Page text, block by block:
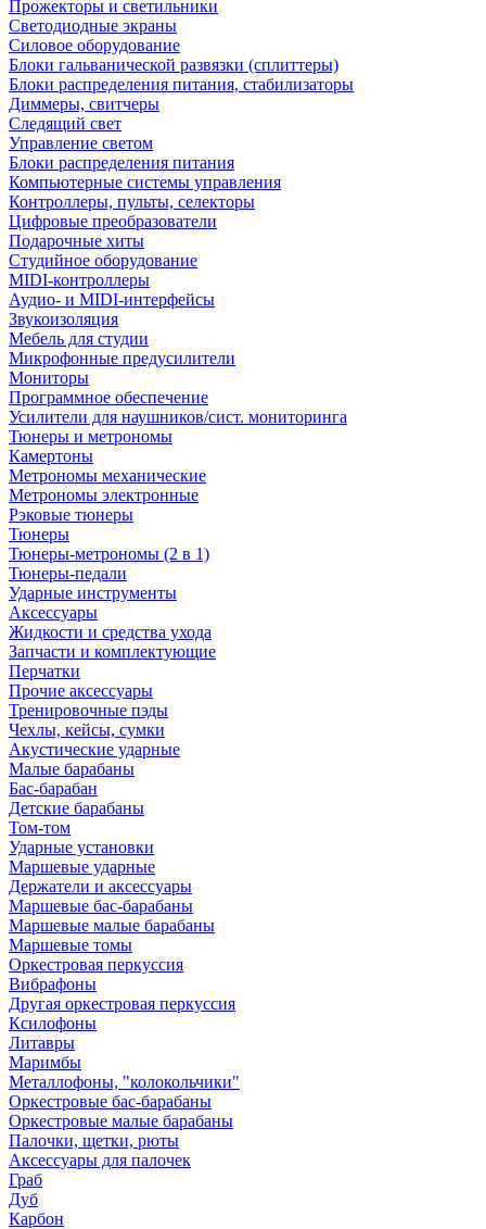
Прожекторы и светильники
Светодиодные экраны
Силовое оборудование
Блоки гальванической развязки (сплиттеры)
Блоки распределения питания, стабилизаторы
Диммеры, свитчеры
Следящий свет
Управление светом
Блоки распределения питания
Компьютерные системы управления
Контроллеры, пульты, селекторы
Цифровые преобразователи
Подарочные хиты
Студийное оборудование
MIDI-контроллеры
Аудио- и MIDI-интерфейсы
Звукоизоляция
Мебель для студии
Микрофонные предусилители
Мониторы
Программное обеспечение
Усилители для наушников/сист. мониторинга
Тюнеры и метрономы
Камертоны
Метрономы механические
Метрономы электронные
Рэковые тюнеры
Тюнеры
Тюнеры-метрономы (2 в 1)
Тюнеры-педали
Ударные инструменты
Аксессуары
Жидкости и средства ухода
Запчасти и комплектующие
Перчатки
Прочие аксессуары
Тренировочные пэды
Чехлы, кейсы, сумки
Акустические ударные
Mалые барабаны
Бас-барабан
Детские барабаны
Том-том
Ударные установки
Маршевые ударные
Держатели и аксессуары
Маршевые бас-барабаны
Маршевые малые барабаны
Маршевые томы
Оркестровая перкуссия
Вибрафоны
Другая оркестровая перкуссия
Ксилофоны
Литавры
Маримбы
Металлофоны, "колокольчики"
Оркестровые бас-барабаны
Оркестровые малые барабаны
Палочки, щетки, рюты
Аксессуары для палочек
Граб
Дуб
Карбон